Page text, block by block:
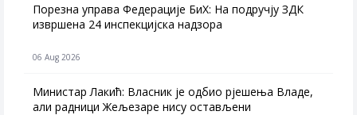
Порезна управа Федерације БиХ: На подручју ЗДК
извршена 24 инспекцијска надзора
06 Aug 2026
Министар Лакић: Власник је одбио рјешења Владе,
али радници Жељезаре нису остављени